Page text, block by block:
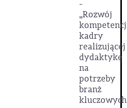
-
„Rozwój
kadry
realizującej
dydaktykę
na
potrzeby
branż